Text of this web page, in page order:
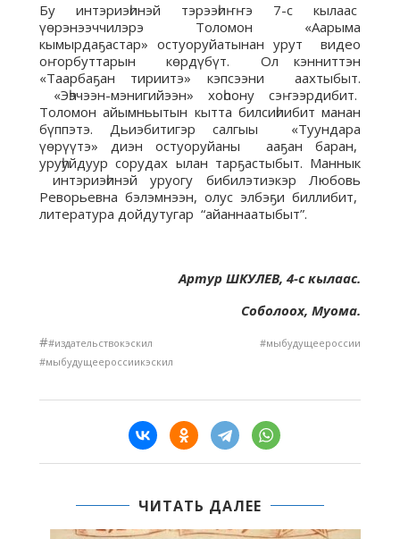
Бу интэриэһинэй тэрээһиҥҥэ 7-с кылаас
үөрэнээччилэрэ Толомон «Аарыма
кымырдаҕастар» остуоруйатынан урут видео
оҥорбуттарын көрдүбүт. Ол кэнниттэн
«Таарбаҕан тириитэ» кэпсээни аахтыбыт.
«Эһэчээн-мэнигийээн» хоһоону сэҥээрдибит.
Толомон айымньытын кытта билсиһиибит манан
бүппэтэ. Дьиэбитигэр салгыы «Туундара
үөрүүтэ» диэн остуоруйаны ааҕан баран,
уруһуйдуур сорудах ылан тарҕастыбыт. Маннык
интэриэһинэй уруогу бибилэтиэкэр Любовь
Реворьевна бэлэмнээн, олус элбэҕи биллибит,
литература дойдутугар “айаннаатыбыт”.
Артур ШКУЛЕВ, 4-с кылаас.
Соболоох, Муома.
##издательствокэскил #мыбудущеероссии
#мыбудущеероссиикэскил
ЧИТАТЬ ДАЛЕЕ